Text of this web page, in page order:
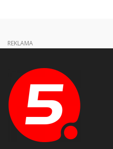
REKLAMA